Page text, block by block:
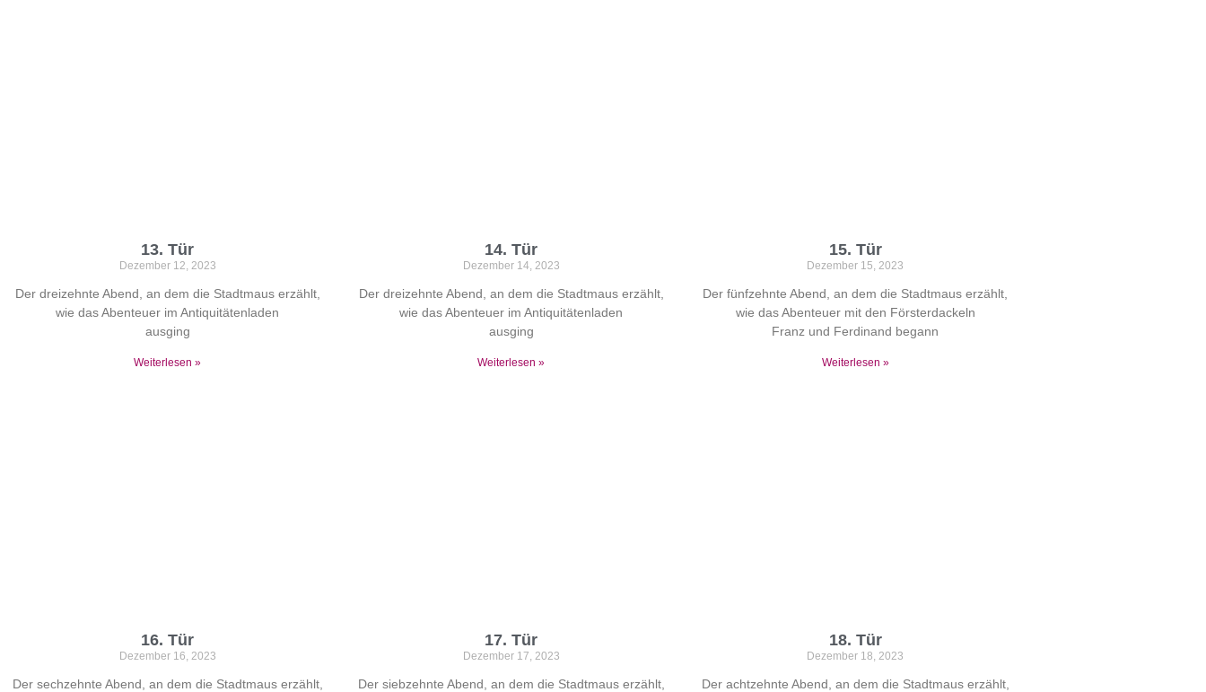
13. Tür
Dezember 12, 2023
Der dreizehnte Abend, an dem die Stadtmaus erzählt,
wie das Abenteuer im Antiquitätenladen
ausging
Weiterlesen »
14. Tür
Dezember 14, 2023
Der dreizehnte Abend, an dem die Stadtmaus erzählt,
wie das Abenteuer im Antiquitätenladen
ausging
Weiterlesen »
15. Tür
Dezember 15, 2023
Der fünfzehnte Abend, an dem die Stadtmaus erzählt,
wie das Abenteuer mit den Försterdackeln
Franz und Ferdinand begann
Weiterlesen »
16. Tür
Dezember 16, 2023
Der sechzehnte Abend, an dem die Stadtmaus erzählt,
17. Tür
Dezember 17, 2023
Der siebzehnte Abend, an dem die Stadtmaus erzählt,
18. Tür
Dezember 18, 2023
Der achtzehnte Abend, an dem die Stadtmaus erzählt,